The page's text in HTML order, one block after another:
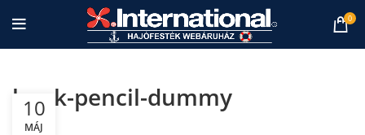
0
book-pencil-dummy
10
MÁJ